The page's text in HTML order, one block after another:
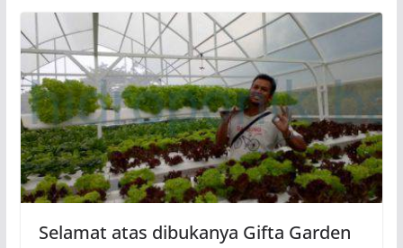
Selamat atas dibukanya Gifta Garden